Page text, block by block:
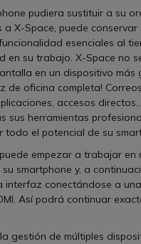
pudiera sustituir a su
X-Space, puede conservar
esenciales al
en su trabajo. X-Space no
en un dispositivo más
de oficina completa! Correos
accesos
sus herramientas
todo el potencial de su
empezar a trabajar en
smartphone y, a
interfaz conectándose a
Así podrá continuar
gestión de múltiples